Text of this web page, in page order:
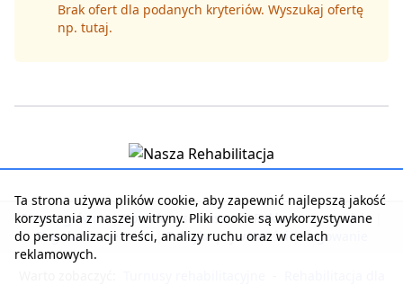
Brak ofert dla podanych kryteriów. Wyszukaj ofertę
np. tutaj.
Strona główna | Kontakt z serwisem | Reklama w serwisie
Regulamin serwisu | Polityka prywatności | Logowanie
Ta strona używa plików cookie, aby zapewnić najlepszą jakość
korzystania z naszej witryny. Pliki cookie są wykorzystywane
do personalizacji treści, analizy ruchu oraz w celach
reklamowych.